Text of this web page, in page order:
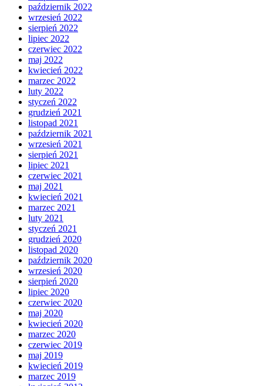
październik 2022
wrzesień 2022
sierpień 2022
lipiec 2022
czerwiec 2022
maj 2022
kwiecień 2022
marzec 2022
luty 2022
styczeń 2022
grudzień 2021
listopad 2021
październik 2021
wrzesień 2021
sierpień 2021
lipiec 2021
czerwiec 2021
maj 2021
kwiecień 2021
marzec 2021
luty 2021
styczeń 2021
grudzień 2020
listopad 2020
październik 2020
wrzesień 2020
sierpień 2020
lipiec 2020
czerwiec 2020
maj 2020
kwiecień 2020
marzec 2020
czerwiec 2019
maj 2019
kwiecień 2019
marzec 2019